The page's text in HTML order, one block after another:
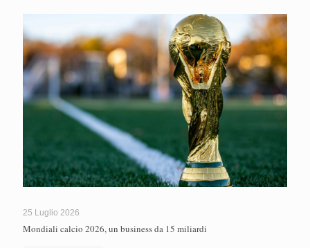
25 Luglio 2026
Mondiali calcio 2026, un business da 15 miliardi